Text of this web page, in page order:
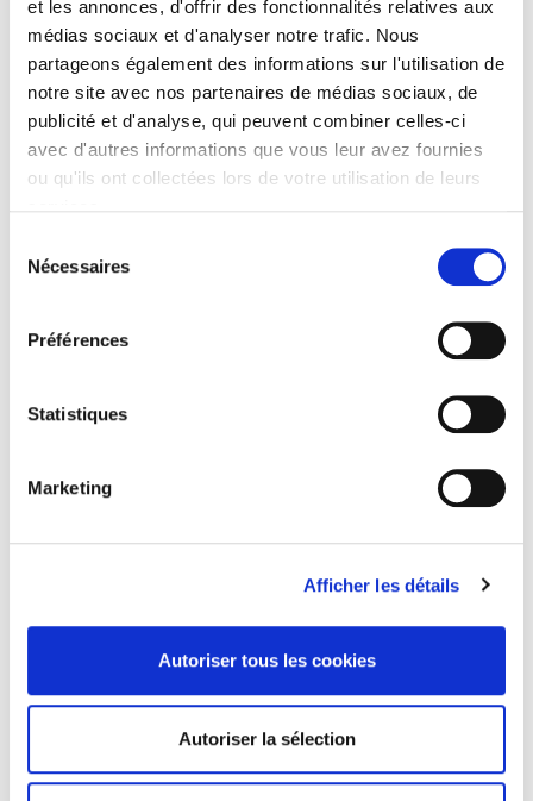
et les annonces, d'offrir des fonctionnalités relatives aux
médias sociaux et d'analyser notre trafic. Nous
partageons également des informations sur l'utilisation de
notre site avec nos partenaires de médias sociaux, de
publicité et d'analyse, qui peuvent combiner celles-ci
avec d'autres informations que vous leur avez fournies
ou qu'ils ont collectées lors de votre utilisation de leurs
Nécessaires
Préférences
Statistiques
Marketing
Afficher les détails
Autoriser tous les cookies
Autoriser la sélection
CLIL (Version 2013-2019 )
3283 SCIENCES POLITIQUES
Date de première publication du titre
12 mars 2009
Code Identifiant de classement sujet
Classification thématique Thema: Politique et gouvernement
Relatedtitles
Atlas des mondes urbains
Atlas espace mondial
Atlas du numérique
Atlas des migrations environnementales